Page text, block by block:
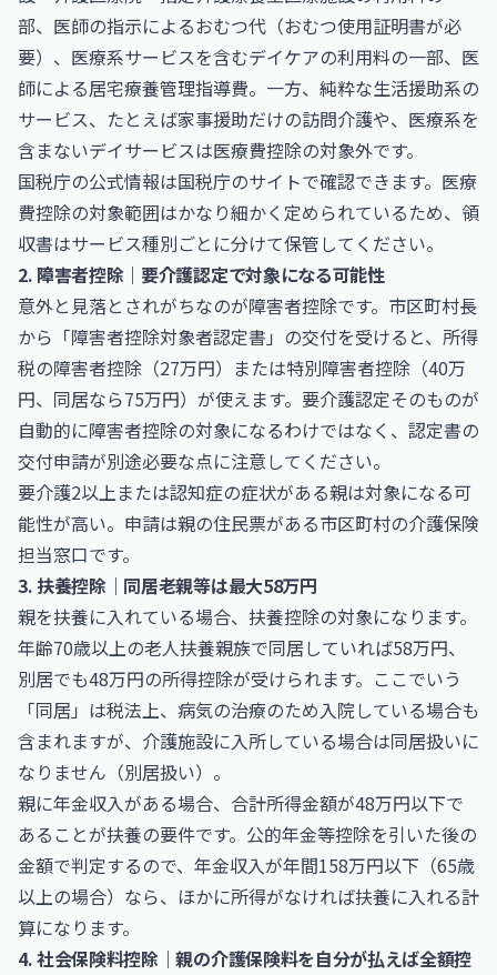
部、医師の指示によるおむつ代（おむつ使用証明書が必
要）、医療系サービスを含むデイケアの利用料の一部、医
師による居宅療養管理指導費。一方、純粋な生活援助系の
サービス、たとえば家事援助だけの訪問介護や、医療系を
含まないデイサービスは医療費控除の対象外です。
国税庁の公式情報は国税庁のサイトで確認できます。医療
費控除の対象範囲はかなり細かく定められているため、領
収書はサービス種別ごとに分けて保管してください。
2. 障害者控除｜要介護認定で対象になる可能性
意外と見落とされがちなのが障害者控除です。市区町村長
から「障害者控除対象者認定書」の交付を受けると、所得
税の障害者控除（27万円）または特別障害者控除（40万
円、同居なら75万円）が使えます。要介護認定そのものが
自動的に障害者控除の対象になるわけではなく、認定書の
交付申請が別途必要な点に注意してください。
要介護2以上または認知症の症状がある親は対象になる可
能性が高い。申請は親の住民票がある市区町村の介護保険
担当窓口です。
3. 扶養控除｜同居老親等は最大58万円
親を扶養に入れている場合、扶養控除の対象になります。
年齢70歳以上の老人扶養親族で同居していれば58万円、
別居でも48万円の所得控除が受けられます。ここでいう
「同居」は税法上、病気の治療のため入院している場合も
含まれますが、介護施設に入所している場合は同居扱いに
なりません（別居扱い）。
親に年金収入がある場合、合計所得金額が48万円以下で
あることが扶養の要件です。公的年金等控除を引いた後の
金額で判定するので、年金収入が年間158万円以下（65歳
以上の場合）なら、ほかに所得がなければ扶養に入れる計
算になります。
4. 社会保険料控除｜親の介護保険料を自分が払えば全額控